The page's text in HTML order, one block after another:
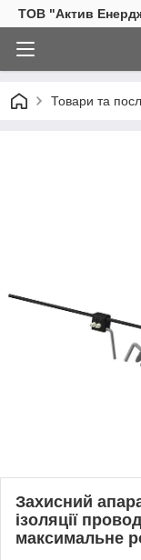
ТОВ "Актив
Товари та
Захисний
ізоляції
максимальне